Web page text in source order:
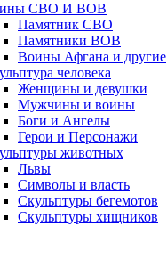
СВО И ВОВ
Памятник СВО
Памятники ВОВ
Воины Афгана и другие
человека
Женщины и девушки
Мужчины и воины
Боги и Ангелы
Герои и Персонажи
животных
Львы
Символы и власть
Скульптуры бегемотов
Скульптуры хищников